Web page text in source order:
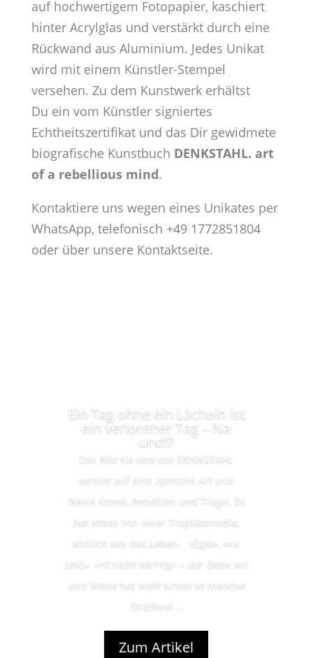
auf hochwertigem Fotopapier, kaschiert
hinter Acrylglas und verstärkt durch eine
Rückwand aus Aluminium. Jedes Unikat
wird mit einem Künstler-Stempel
versehen. Zu dem Kunstwerk erhältst
Du ein vom Künstler signiertes
Echtheitszertifikat und das Dir gewidmete
biografische Kunstbuch DENKSTAHL. art
of a rebellious mind.
Kontaktiere uns wegen eines Unikates per
WhatsApp, telefonisch +49 1772851804
oder über unsere Kontaktseite.
Ein Tag ohne ein Lächeln ist
ein verlorener Tag – Na
und!?
Das Bild Na und von DENKSTAHL
vereint auf eine zynische Art und
Weise Komik, Rebellion und Tragik. Es
hat etwas von einer Tragikkomödie;
ähnlich wie das Leben. »Egal«, »na
und«, »ist nicht wichtig« – auf diese Art
und Weise hat wohl schon so manche
Streiterei...
Zum Artikel